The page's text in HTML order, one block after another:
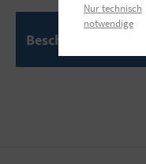
Beschreibung
Nur technisch
notwendige